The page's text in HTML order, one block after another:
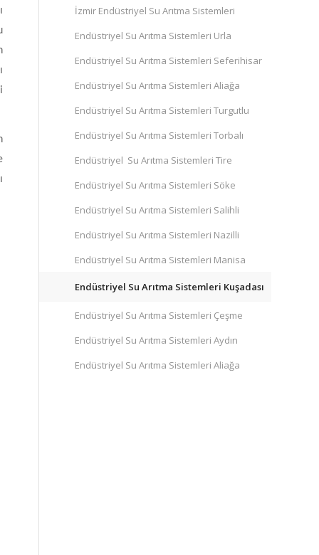
İzmir Endüstriyel Su Arıtma Sistemleri
Endüstriyel Su Arıtma Sistemleri Urla
Endüstriyel Su Arıtma Sistemleri Seferihisar
Endüstriyel Su Arıtma Sistemleri Aliağa
Endüstriyel Su Arıtma Sistemleri Turgutlu
Endüstriyel Su Arıtma Sistemleri Torbalı
Endüstriyel Su Arıtma Sistemleri Tire
Endüstriyel Su Arıtma Sistemleri Söke
Endüstriyel Su Arıtma Sistemleri Salihli
Endüstriyel Su Arıtma Sistemleri Nazilli
Endüstriyel Su Arıtma Sistemleri Manisa
Endüstriyel Su Arıtma Sistemleri Kuşadası
Endüstriyel Su Arıtma Sistemleri Çeşme
Endüstriyel Su Arıtma Sistemleri Aydın
Endüstriyel Su Arıtma Sistemleri Aliağa